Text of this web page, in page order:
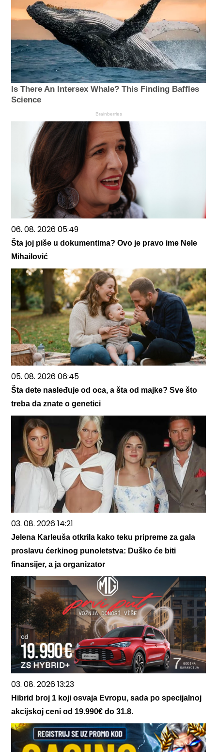
Is There An Intersex Whale? This Finding Baffles
Science
Brainberries
06. 08. 2026 05:49
Šta joj piše u dokumentima? Ovo je pravo ime Nele
Mihailović
05. 08. 2026 06:45
Šta dete nasleđuje od oca, a šta od majke? Sve što
treba da znate o genetici
03. 08. 2026 14:21
Jelena Karleuša otkrila kako teku pripreme za gala
proslavu ćerkinog punoletstva: Duško će biti
finansijer, a ja organizator
03. 08. 2026 13:23
Hibrid broj 1 koji osvaja Evropu, sada po specijalnoj
akcijskoj ceni od 19.990€ do 31.8.